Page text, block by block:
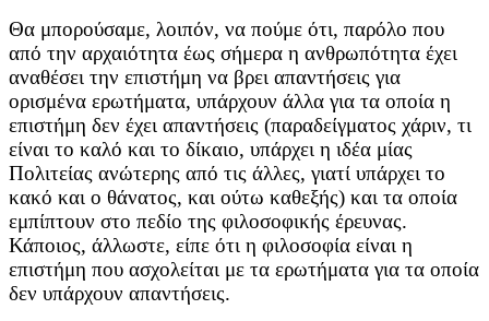
Θα μπορούσαμε, λοιπόν, να πούμε ότι, παρόλο που
από την αρχαιότητα έως σήμερα η ανθρωπότητα έχει
αναθέσει την επιστήμη να βρει απαντήσεις για
ορισμένα ερωτήματα, υπάρχουν άλλα για τα οποία η
επιστήμη δεν έχει απαντήσεις (παραδείγματος χάριν, τι
είναι το καλό και το δίκαιο, υπάρχει η ιδέα μίας
Πολιτείας ανώτερης από τις άλλες, γιατί υπάρχει το
κακό και ο θάνατος, και ούτω καθεξής) και τα οποία
εμπίπτουν στο πεδίο της φιλοσοφικής έρευνας.
Κάποιος, άλλωστε, είπε ότι η φιλοσοφία είναι η
επιστήμη που ασχολείται με τα ερωτήματα για τα οποία
δεν υπάρχουν απαντήσεις.